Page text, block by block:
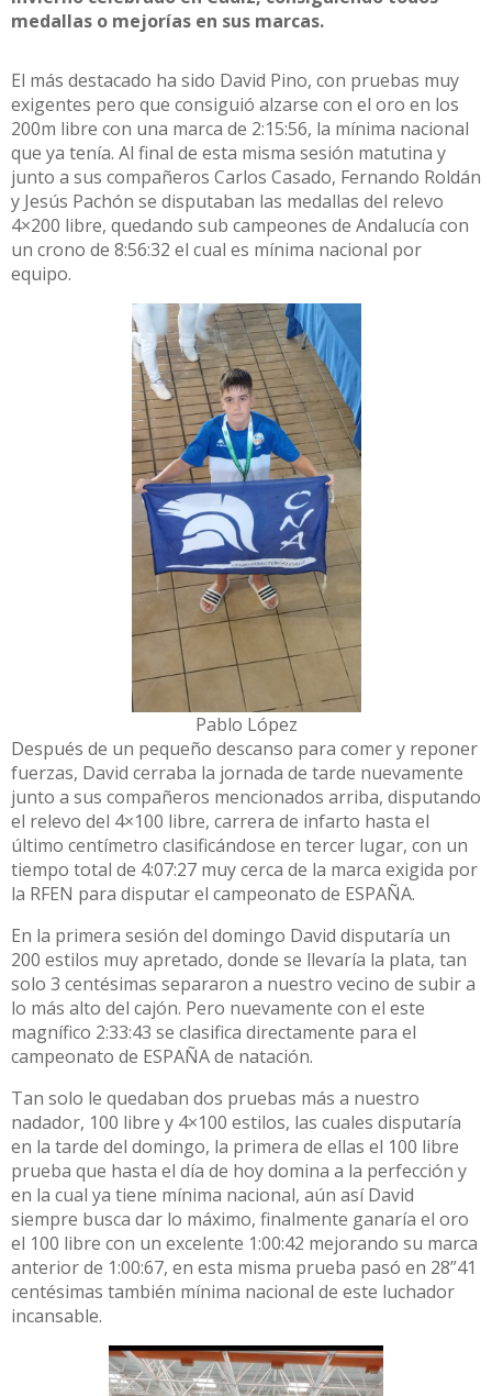
medallas o mejorías en sus marcas.
El más destacado ha sido David Pino, con pruebas muy
exigentes pero que consiguió alzarse con el oro en los
200m libre con una marca de 2:15:56, la mínima nacional
que ya tenía. Al final de esta misma sesión matutina y
junto a sus compañeros Carlos Casado, Fernando Roldán
y Jesús Pachón se disputaban las medallas del relevo
4×200 libre, quedando sub campeones de Andalucía con
un crono de 8:56:32 el cual es mínima nacional por
equipo.
Pablo López
Después de un pequeño descanso para comer y reponer
fuerzas, David cerraba la jornada de tarde nuevamente
junto a sus compañeros mencionados arriba, disputando
el relevo del 4×100 libre, carrera de infarto hasta el
último centímetro clasificándose en tercer lugar, con un
tiempo total de 4:07:27 muy cerca de la marca exigida por
la RFEN para disputar el campeonato de ESPAÑA.
En la primera sesión del domingo David disputaría un
200 estilos muy apretado, donde se llevaría la plata, tan
solo 3 centésimas separaron a nuestro vecino de subir a
lo más alto del cajón. Pero nuevamente con el este
magnífico 2:33:43 se clasifica directamente para el
campeonato de ESPAÑA de natación.
Tan solo le quedaban dos pruebas más a nuestro
nadador, 100 libre y 4×100 estilos, las cuales disputaría
en la tarde del domingo, la primera de ellas el 100 libre
prueba que hasta el día de hoy domina a la perfección y
en la cual ya tiene mínima nacional, aún así David
siempre busca dar lo máximo, finalmente ganaría el oro
el 100 libre con un excelente 1:00:42 mejorando su marca
anterior de 1:00:67, en esta misma prueba pasó en 28”41
centésimas también mínima nacional de este luchador
incansable.